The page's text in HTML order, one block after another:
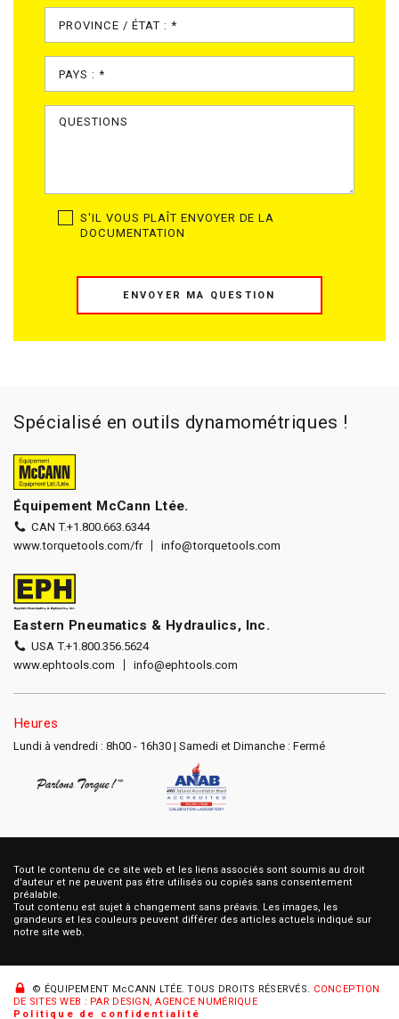
S'IL VOUS PLAÎT ENVOYER DE LA
DOCUMENTATION
ENVOYER MA QUESTION
Spécialisé en outils dynamométriques !
Équipement McCann Ltée.
CAN T.+1.800.663.6344
www.torquetools.com/fr
info@torquetools.com
Eastern Pneumatics & Hydraulics, Inc.
USA T.+1.800.356.5624
www.ephtools.com
info@ephtools.com
Heures
Lundi à vendredi : 8h00 - 16h30 | Samedi et Dimanche : Fermé
Tout le contenu de ce site web et les liens associés sont soumis au droit
d'auteur et ne peuvent pas être utilisés ou copiés sans consentement
préalable.
Tout contenu est sujet à changement sans préavis. Les images, les
grandeurs et les couleurs peuvent différer des articles actuels indiqué sur
notre site web.
© ÉQUIPEMENT McCANN LTÉE.TOUS DROITS RÉSERVÉS. CONCEPTION
DE SITES WEB : PAR DESIGN, AGENCE NUMÉRIQUE
Politique de confidentialité